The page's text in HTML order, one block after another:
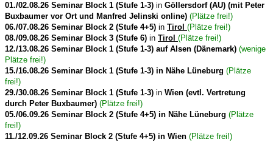
01./02.08.26 Seminar Block 1 (Stufe 1-3) in Göllersdorf (AU) (mit Peter
Buxbaumer vor Ort und Manfred Jelinski online) (Plätze frei!)
06./07.08.26 Seminar Block 2 (Stufe 4+5) in Tirol (Plätze frei!)
08./09.08.26 Seminar Block 3 (Stufe 6) in Tirol (Plätze frei!)
12./13.08.26 Seminar Block 1 (Stufe 1-3) auf Alsen (Dänemark) (wenige
Plätze frei!)
15./16.08.26 Seminar Block 1 (Stufe 1-3) in Nähe Lüneburg (Plätze
frei!)
29./30.08.26 Seminar Block 1 (Stufe 1-3) in Wien (evtl. Vertretung
durch Peter Buxbaumer) (Plätze frei!)
05./06.09.26 Seminar Block 2 (Stufe 4+5) in Nähe Lüneburg (Plätze
frei!)
11./12.09.26 Seminar Block 2 (Stufe 4+5) in Wien (Plätze frei!)